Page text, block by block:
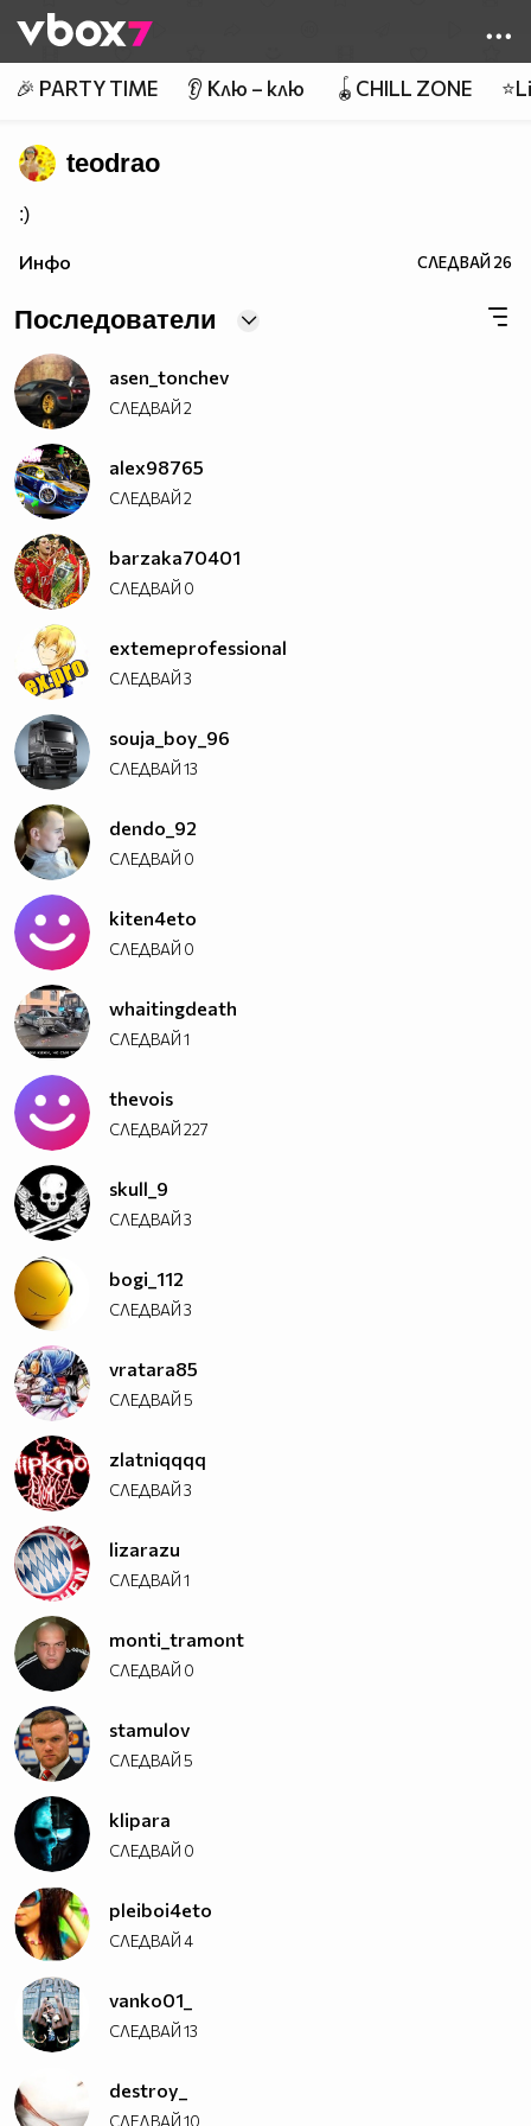
👾
🎉 PARTY TIME 👂 Клю – клю 🪀CHILL ZONE
teodrao
:)
Инфо СЛЕДВАЙ26
Последователи
asen_tonchev
СЛЕДВАЙ2
alex98765
СЛЕДВАЙ2
barzaka70401
СЛЕДВАЙ 0
extemeprofessional
СЛЕДВАЙ3
souja_boy_96
СЛЕДВАЙ13
dendo_92
СЛЕДВАЙ 0
kiten4eto
СЛЕДВАЙ 0
whaitingdeath
СЛЕДВАЙ1
thevois
СЛЕДВАЙ227
skull_9
СЛЕДВАЙ3
bogi_112
СЛЕДВАЙ3
vratara85
СЛЕДВАЙ5
zlatniqqqq
СЛЕДВАЙ3
lizarazu
СЛЕДВАЙ1
monti_tramont
СЛЕДВАЙ 0
stamulov
СЛЕДВАЙ5
klipara
СЛЕДВАЙ 0
pleiboi4eto
СЛЕДВАЙ4
vanko01_
СЛЕДВАЙ13
destroy_
СЛЕДВАЙ10